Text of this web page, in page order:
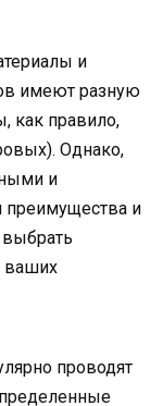
и
имеют разную
как правило,
Однако,
и
преимущества и
выбрать
ваших
проводят